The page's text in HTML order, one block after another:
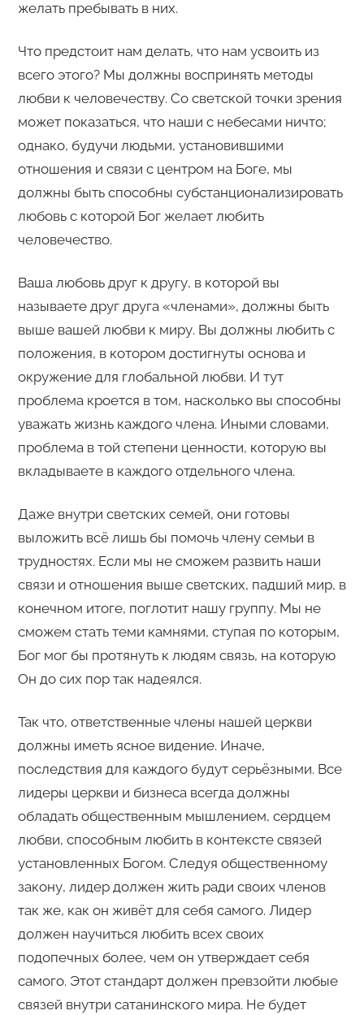
желать пребывать в них.
Что предстоит нам делать, что нам усвоить из
всего этого? Мы должны воспринять методы
любви к человечеству. Со светской точки зрения
может показаться, что наши с небесами ничто;
однако, будучи людьми, установившими
отношения и связи с центром на Боге, мы
должны быть способны субстанционализировать
любовь с которой Бог желает любить
человечество.
Ваша любовь друг к другу, в которой вы
называете друг друга «членами», должны быть
выше вашей любви к миру. Вы должны любить с
положения, в котором достигнуты основа и
окружение для глобальной любви. И тут
проблема кроется в том, насколько вы способны
уважать жизнь каждого члена. Иными словами,
проблема в той степени ценности, которую вы
вкладываете в каждого отдельного члена.
Даже внутри светских семей, они готовы
выложить всё лишь бы помочь члену семьи в
трудностях. Если мы не сможем развить наши
связи и отношения выше светских, падший мир, в
конечном итоге, поглотит нашу группу. Мы не
сможем стать теми камнями, ступая по которым,
Бог мог бы протянуть к людям связь, на которую
Он до сих пор так надеялся.
Так что, ответственные члены нашей церкви
должны иметь ясное видение. Иначе,
последствия для каждого будут серьёзными. Все
лидеры церкви и бизнеса всегда должны
обладать общественным мышлением, сердцем
любви, способным любить в контексте связей
установленных Богом. Следуя общественному
закону, лидер должен жить ради своих членов
так же, как он живёт для себя самого. Лидер
должен научиться любить всех своих
подопечных более, чем он утверждает себя
самого. Этот стандарт должен превзойти любые
связей внутри сатанинского мира. Не будет